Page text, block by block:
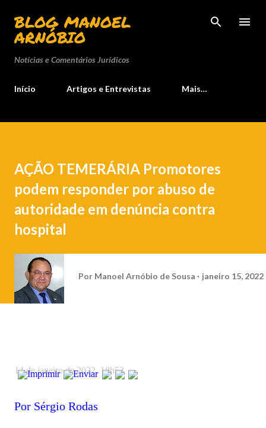
Pular para o conteúdo principal
BLOG MANOEL
ARNÓBIO
Notícias e Comentários Jurídicos
Início Artigos e Entrevistas Mais…
AÇÃO TEMERÁRIA Promotores
podem responder por abuso de
autoridade em denúncia contra
hospital
Por Manoel Arnóbio de Sousa janeiro 15, 2022
14 de janeiro de 2022, 18h52
Imprimir Enviar
Por Sérgio Rodas